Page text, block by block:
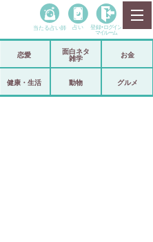
政治
当たる占い師 占い 登録• ログイン
マイルーム
恋愛
面白ネタ
雑学
お金
健康・生活 動物 グルメ